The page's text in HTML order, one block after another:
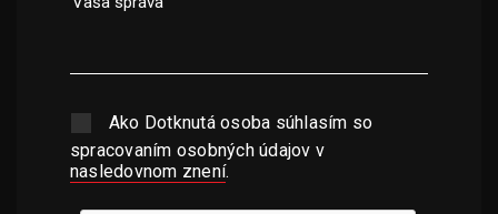
Ako Dotknutá osoba súhlasím so
spracovaním osobných údajov v
nasledovnom znení.